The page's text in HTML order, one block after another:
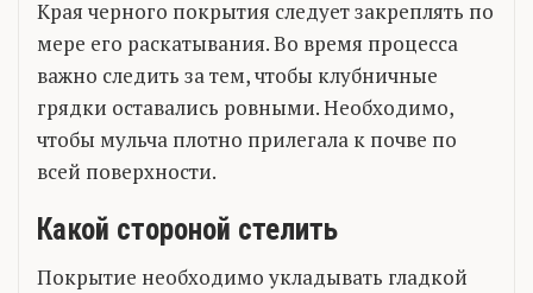
Края черного покрытия следует закреплять по
мере его раскатывания. Во время процесса
важно следить за тем, чтобы клубничные
грядки оставались ровными. Необходимо,
чтобы мульча плотно прилегала к почве по
всей поверхности.
Какой стороной стелить
Покрытие необходимо укладывать гладкой